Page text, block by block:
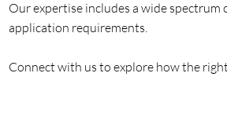
Our expertise includes a wide
application requirements.
Connect with us to explore how the